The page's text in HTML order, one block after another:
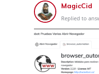
MagicCid
Replied to